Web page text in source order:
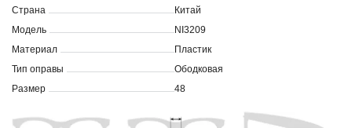
Страна
Китай
Модель
NI3209
Материал
Пластик
Тип оправы
Ободковая
Размер
48